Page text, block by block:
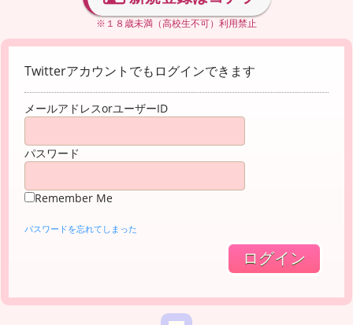
※１８歳未満（高校生不可）利用禁止
Twitterアカウントでもログインできます
メールアドレスorユーザーID
パスワード
Remember Me
パスワードを忘れてしまった